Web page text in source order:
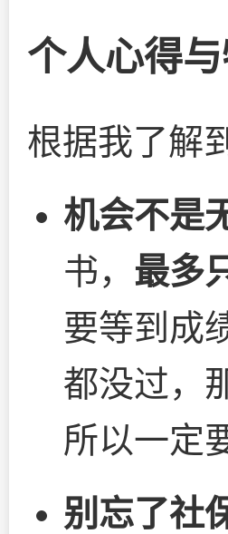
个人心得
根据我了解
机会不是
书， 最多
要等到成
都没过，
所以一定
别忘了社